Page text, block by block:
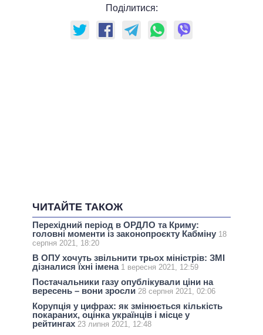
Поділитися:
ЧИТАЙТЕ ТАКОЖ
Перехідний період в ОРДЛО та Криму:
головні моменти із законопроєкту Кабміну 18
серпня 2021, 18:20
В ОПУ хочуть звільнити трьох міністрів: ЗМІ
дізналися їхні імена 1 вересня 2021, 12:59
Постачальники газу опублікували ціни на
вересень – вони зросли 28 серпня 2021, 02:06
Корупція у цифрах: як змінюється кількість
покараних, оцінка українців і місце у
рейтингах 23 липня 2021, 12:48